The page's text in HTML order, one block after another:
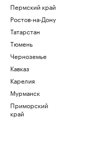
Пермский край
Ростов-на-Дону
Татарстан
Тюмень
Черноземье
Кавказ
Карелия
Мурманск
Приморский
край